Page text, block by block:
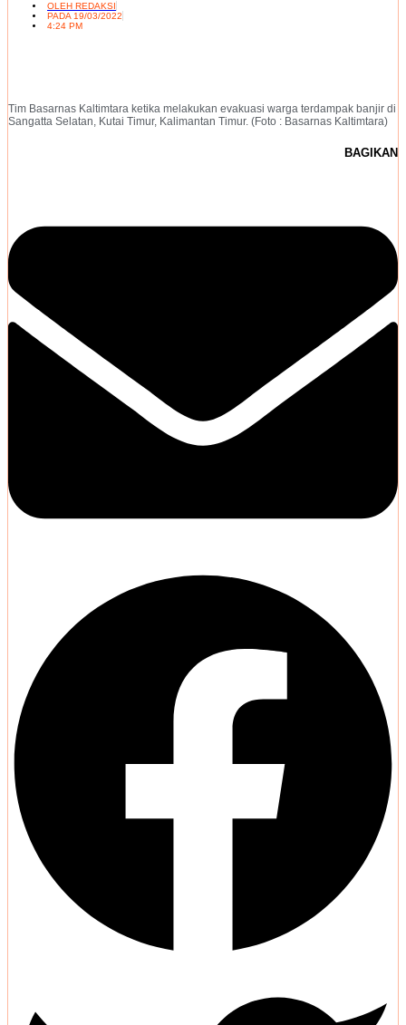
OLEH REDAKSI
PADA19/03/2022
4:24 PM
Tim Basarnas Kaltimtara ketika melakukan evakuasi warga terdampak banjir di
Sangatta Selatan, Kutai Timur, Kalimantan Timur. (Foto : Basarnas Kaltimtara)
BAGIKAN